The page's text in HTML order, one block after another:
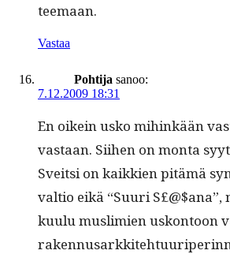
teemaan.
Vastaa
Pohtija sanoo:
7.12.2009 18:31
En oikein usko mihinkään
vas­taan. Siihen on mon­ta
Sveit­si on kaikkien pitämä
val­tio eikä “Suuri
kuu­lu mus­lim­ien uskon­toon